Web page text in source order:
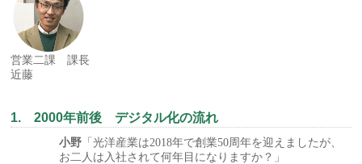
営業二課 課長
近藤
1. 2000年前後 デジタル化の流れ
小野 「光洋産業は2018年で創業50周年を迎えましたが、
お二人は入社されて何年目になりますか？」